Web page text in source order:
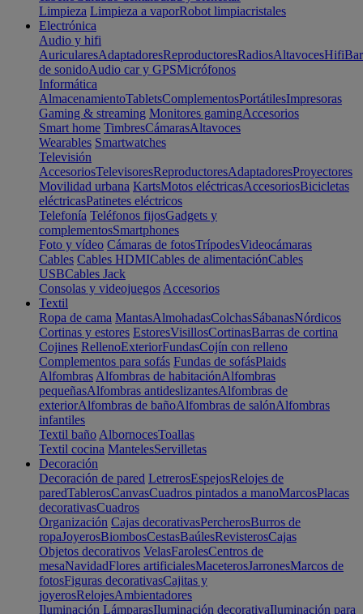
Limpieza Limpieza a vaporRobot limpiacristales
Electrónica
Audio y hifi
AuricularesAdaptadoresReproductoresRadiosAltavocesHifi
de sonidoAudio car y GPSMicrófonos
Informática
AlmacenamientoTabletsComplementosPortátilesImpresoras
Gaming & streaming Monitores gamingAccesorios
Smart home TimbresCámarasAltavoces
Wearables Smartwatches
Televisión
AccesoriosTelevisoresReproductoresAdaptadoresProyectores
Movilidad urbana KartsMotos eléctricasAccesoriosBicicletas
eléctricasPatinetes eléctricos
Telefonía Teléfonos fijosGadgets y
complementosSmartphones
Foto y vídeo Cámaras de fotosTrípodesVideocámaras
Cables Cables HDMICables de alimentaciónCables
USBCables Jack
Consolas y videojuegos Accesorios
Textil
Ropa de cama MantasAlmohadasColchasSábanasNórdicos
Cortinas y estores EstoresVisillosCortinasBarras de cortina
Cojines RellenoExteriorFundasCojín con relleno
Complementos para sofás Fundas de sofásPlaids
Alfombras Alfombras de habitaciónAlfombras
pequeñasAlfombras antideslizantesAlfombras de
exteriorAlfombras de bañoAlfombras de salónAlfombras
infantiles
Textil baño AlbornocesToallas
Textil cocina MantelesServilletas
Decoración
Decoración de pared LetrerosEspejosRelojes de
paredTablerosCanvasCuadros pintados a manoMarcosPlacas
decorativasCuadros
Organización Cajas decorativasPercherosBurros de
ropaJoyerosBiombosCestasBaúlesRevisterosCajas
Objetos decorativos VelasFarolesCentros de
mesaNavidadFlores artificialesMaceterosJarronesMarcos de
fotosFiguras decorativasCajitas y
joyerosRelojesAmbientadores
Iluminación LámparasIluminación decorativaIluminación para